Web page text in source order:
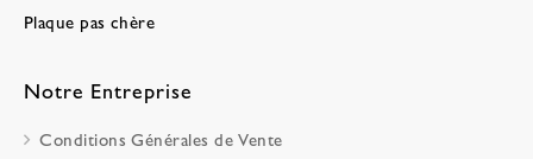
Plaque pas chère
Notre Entreprise
Conditions Générales de Vente